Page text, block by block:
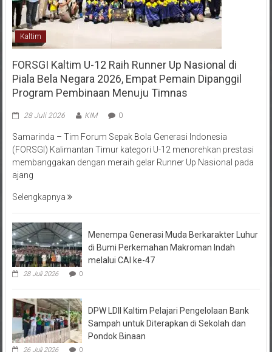
Kaltim
FORSGI Kaltim U-12 Raih Runner Up Nasional di
Piala Bela Negara 2026, Empat Pemain Dipanggil
Program Pembinaan Menuju Timnas
(FORSGI) Kalimantan Timur kategori U-12 menorehkan prestasi
membanggakan dengan meraih gelar Runner Up Nasional pada
ajang
di Bumi Perkemahan Makroman Indah
melalui CAI ke-47
28 Juli 2026 0
Sampah untuk Diterapkan di Sekolah dan
Pondok Binaan
26 Juli 2026 0